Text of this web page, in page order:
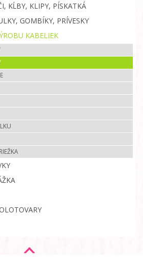
KĹBY, KLIPY, PÍSKATKÁ
GOMBÍKY, PRÍVESKY
KABELIEK